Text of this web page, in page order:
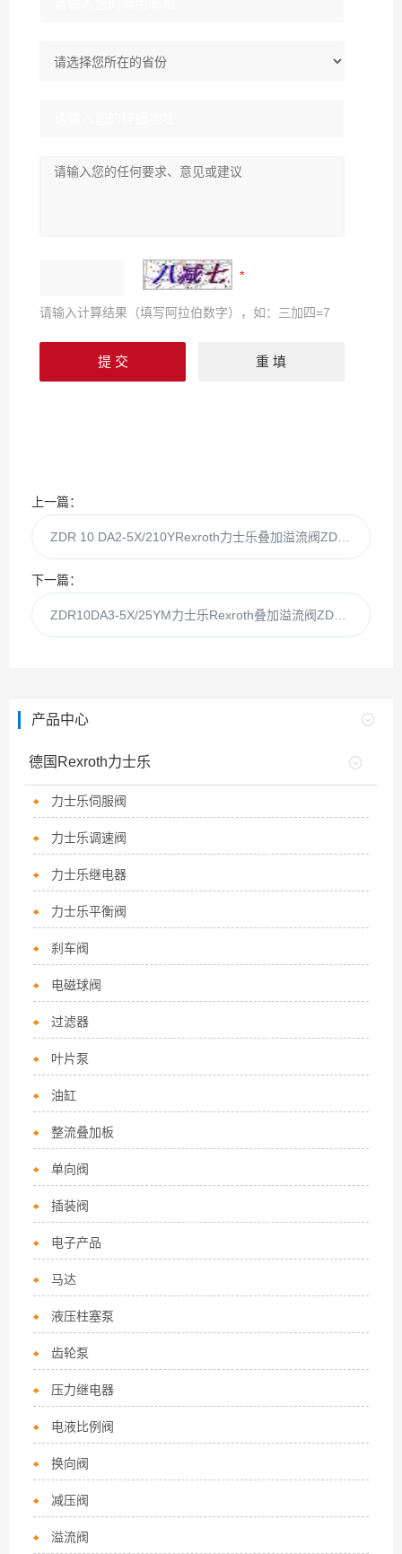
请输入计算结果（填写阿拉伯数字），如：三加四=7
上一篇：
下一篇：
产品中心
德国Rexroth力士乐
力士乐伺服阀
力士乐调速阀
力士乐继电器
力士乐平衡阀
刹车阀
电磁球阀
过滤器
叶片泵
油缸
整流叠加板
单向阀
插装阀
电子产品
马达
液压柱塞泵
齿轮泵
压力继电器
电液比例阀
换向阀
减压阀
溢流阀